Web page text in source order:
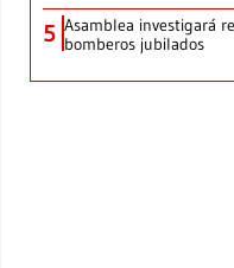
5 Asamblea investigará
bomberos jubilados